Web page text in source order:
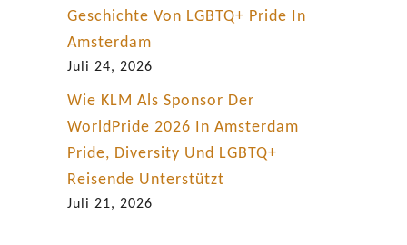
Geschichte Von LGBTQ+ Pride In
Amsterdam
Juli 24, 2026
Wie KLM Als Sponsor Der
WorldPride 2026 In Amsterdam
Pride, Diversity Und LGBTQ+
Reisende Unterstützt
Juli 21, 2026